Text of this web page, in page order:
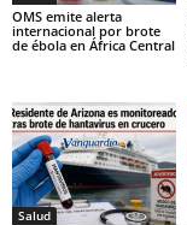
OMS emite alerta
internacional por brote
de ébola en África Central
Salud